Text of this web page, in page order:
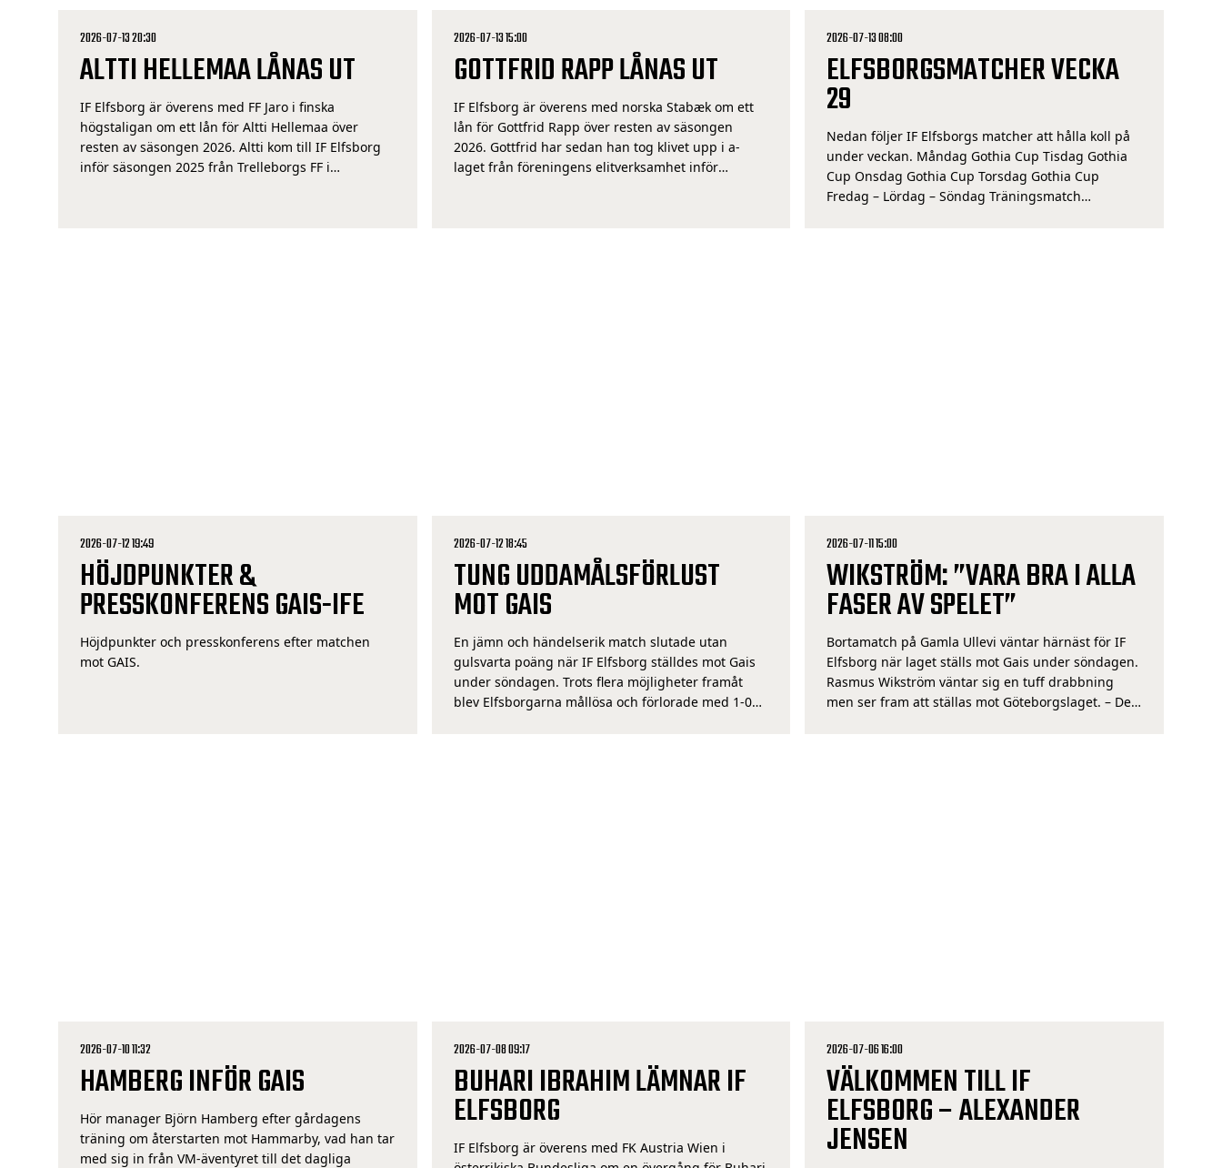
2026-07-13 20:30
ALTTI HELLEMAA LÅNAS UT
IF Elfsborg är överens med FF Jaro i finska
högstaligan om ett lån för Altti Hellemaa över
resten av säsongen 2026. Altti kom till IF Elfsborg
inför säsongen 2025 från Trelleborgs FF i
2026-07-13 15:00
GOTTFRID RAPP LÅNAS UT
IF Elfsborg är överens med norska Stabæk om ett
lån för Gottfrid Rapp över resten av säsongen
2026. Gottfrid har sedan han tog klivet upp i a-
laget från föreningens elitverksamhet inför
2026-07-13 08:00
ELFSBORGSMATCHER VECKA
29
Nedan följer IF Elfsborgs matcher att hålla koll på
under veckan. Måndag Gothia Cup Tisdag Gothia
Cup Onsdag Gothia Cup Torsdag Gothia Cup
Fredag – Lördag – Söndag Träningsmatch
2026-07-12 19:49
HÖJDPUNKTER &
PRESSKONFERENS GAIS-IFE
Höjdpunkter och presskonferens efter matchen
mot GAIS.
2026-07-12 18:45
TUNG UDDAMÅLSFÖRLUST
MOT GAIS
En jämn och händelserik match slutade utan
gulsvarta poäng när IF Elfsborg ställdes mot Gais
under söndagen. Trots flera möjligheter framåt
blev Elfsborgarna mållösa och förlorade med 1-0
2026-07-11 15:00
WIKSTRÖM: ”VARA BRA I ALLA
FASER AV SPELET”
Bortamatch på Gamla Ullevi väntar härnäst för IF
Elfsborg när laget ställs mot Gais under söndagen.
Rasmus Wikström väntar sig en tuff drabbning
men ser fram att ställas mot Göteborgslaget. – Det
2026-07-10 11:32
HAMBERG INFÖR GAIS
Hör manager Björn Hamberg efter gårdagens
träning om återstarten mot Hammarby, vad han tar
med sig in från VM-äventyret till det dagliga
2026-07-08 09:17
BUHARI IBRAHIM LÄMNAR IF
ELFSBORG
IF Elfsborg är överens med FK Austria Wien i
2026-07-06 16:00
VÄLKOMMEN TILL IF
ELFSBORG – ALEXANDER
JENSEN